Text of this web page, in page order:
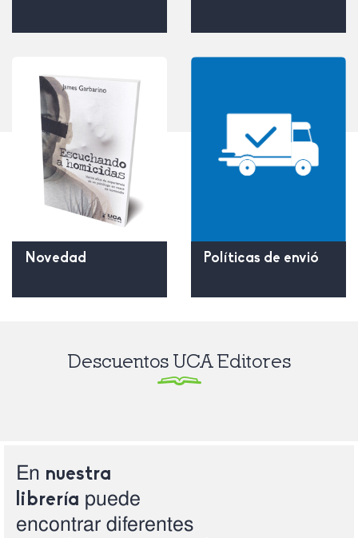
Novedad Políticas de envió
Descuentos UCA Editores
En nuestra
librería puede
encontrar diferentes